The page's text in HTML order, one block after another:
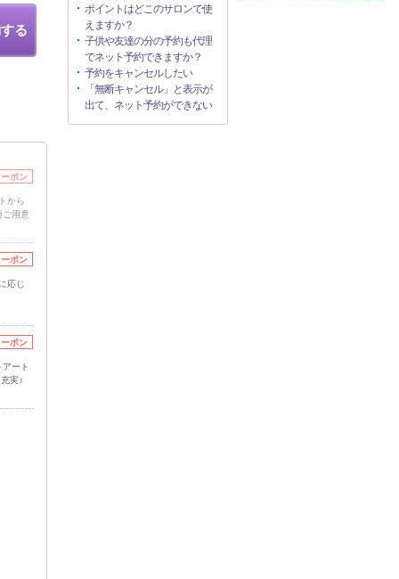
る
ポン
から
ご用意
ポン
応じ
ポン
ート
実♪
ポイントはどこのサロンで使
えますか？
子供や友達の分の予約も代理
でネット予約できますか？
予約をキャンセルしたい
「無断キャンセル」と表示が
出て、ネット予約ができない